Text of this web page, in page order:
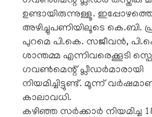
ഉണ്ടായിരുന്നുള്ളൂ.
അഴിച്ചുപണിയിലൂടെ കെ.ബി.
പുറമെ പി.കെ. സജീവൻ,
ശാന്തമ്മ എന്നിവരെക്കൂടി
ഗവൺമെന്റ് പ്ലീഡർമാരായി
നിയമിച്ചിട്ടുണ്ട്. മൂന്ന്
കാലാവധി.
​കഴിഞ്ഞ സർക്കാർ നിയമിച്ച